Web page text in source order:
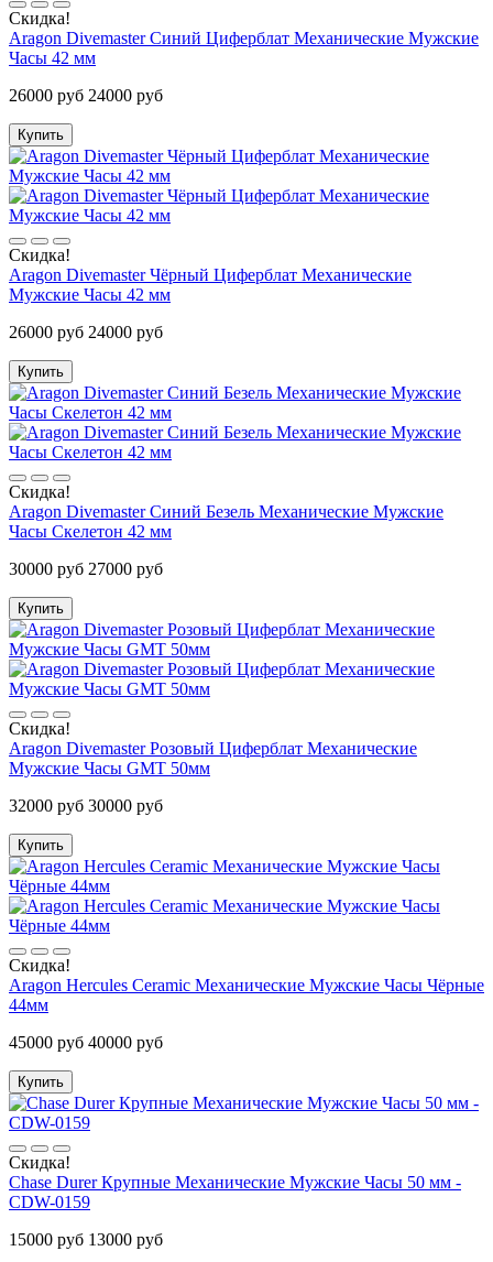
Скидка!
Aragon Divemaster Синий Циферблат Механические Мужские
Часы 42 мм
26000 руб 24000 руб
Купить
Скидка!
Aragon Divemaster Чёрный Циферблат Механические
Мужские Часы 42 мм
26000 руб 24000 руб
Купить
Скидка!
Aragon Divemaster Синий Безель Механические Мужские
Часы Скелетон 42 мм
30000 руб 27000 руб
Купить
Скидка!
Aragon Divemaster Розовый Циферблат Механические
Мужские Часы GMT 50мм
32000 руб 30000 руб
Купить
Скидка!
Aragon Hercules Ceramic Механические Мужские Часы Чёрные
44мм
45000 руб 40000 руб
Купить
Скидка!
Chase Durer Крупные Механические Мужские Часы 50 мм -
CDW-0159
15000 руб 13000 руб